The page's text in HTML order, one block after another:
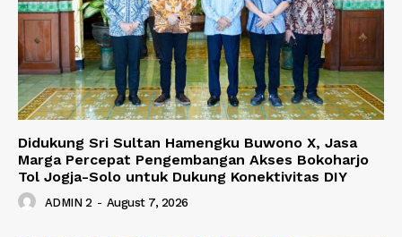
Didukung Sri Sultan Hamengku Buwono X, Jasa
Marga Percepat Pengembangan Akses Bokoharjo
Tol Jogja-Solo untuk Dukung Konektivitas DIY
ADMIN 2 - August 7, 2026